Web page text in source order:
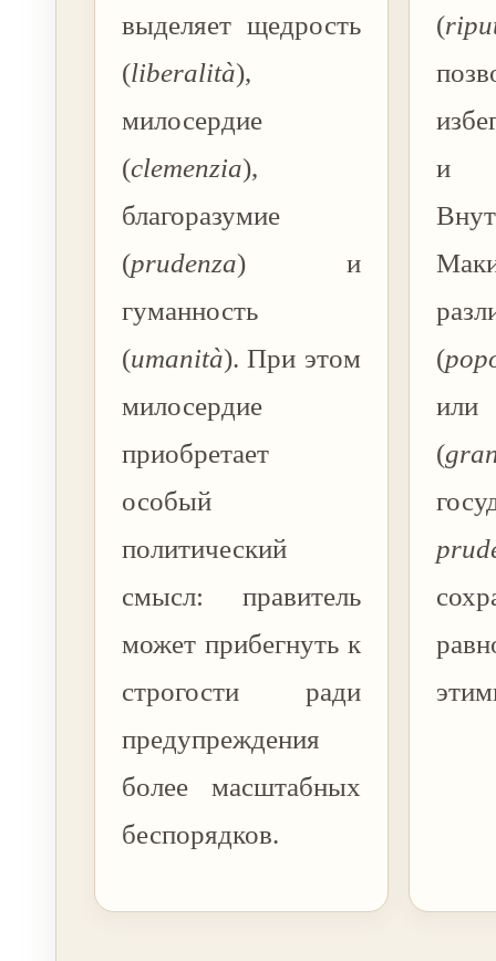
выделяет щедрость
(liberalità),
милосердие
(clemenzia),
благоразумие
(prudenza) и
гуманность
(umanità). При этом
милосердие
приобретает
особый
политический
смысл: правитель
может прибегнуть к
строгости ради
предупреждения
более масштабных
беспорядков.
(
и
(
(